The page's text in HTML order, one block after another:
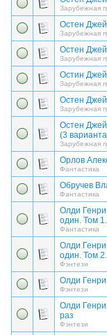
Зарубежная
Остен
Зарубежная
Остен
Зарубежная
Остин
Зарубежная
Остен
Зарубежная
Остен
(3
Зарубежная
Орлов
Фантастика
Обручев
Фантастика
Олди
один. Том
Фантастика
Олди
один. Том
Фэнтези
Олди
Фэнтези
Олди
раз
Фэнтези